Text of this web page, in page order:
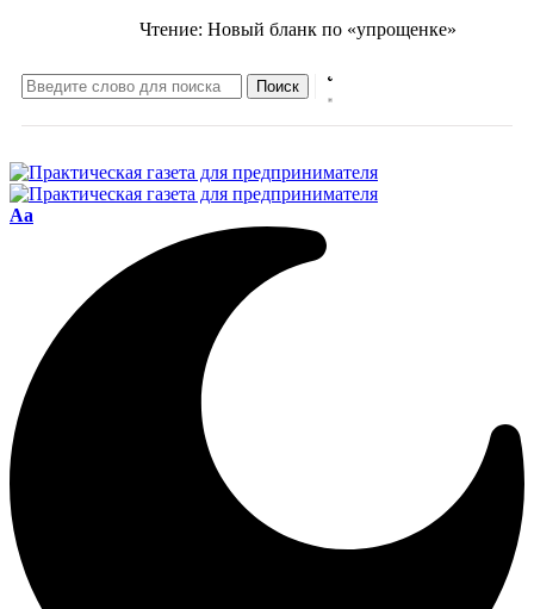
Чтение: Новый бланк по «упрощенке»
Aa